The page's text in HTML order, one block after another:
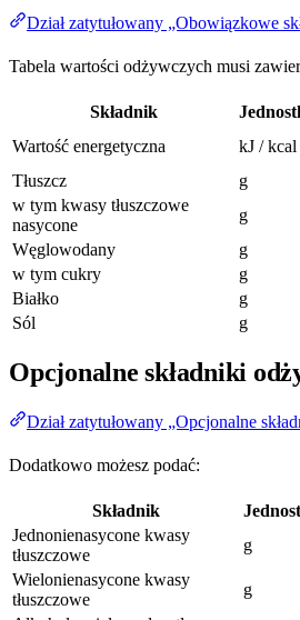
Dział zatytułowany „Obowiązkowe
Tabela wartości odżywczych musi
Składnik
Wartość energetyczna
kJ / kcal
Tłuszcz g
w tym kwasy tłuszczowe
nasycone
g
Węglowodany g
w tym cukry g
Białko g
Sól g
Opcjonalne składniki
Dział zatytułowany „Opcjonalne
Dodatkowo możesz podać:
Składnik
Jednonienasycone kwasy
tłuszczowe
g
Wielonienasycone kwasy
tłuszczowe
g